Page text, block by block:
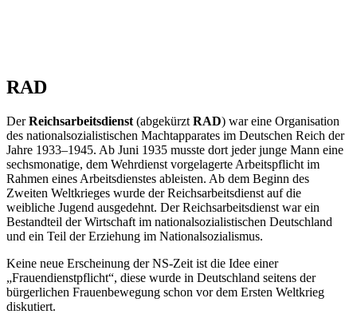
RAD
DerReichsarbeitsdienst (abgekürzt RAD) war eine Organisation
des nationalsozialistischen Machtapparates im Deutschen Reich der
Jahre 1933–1945. Ab Juni 1935 musste dort jeder junge Mann eine
sechsmonatige, dem Wehrdienst vorgelagerte Arbeitspflicht im
Rahmen eines Arbeitsdienstes ableisten. Ab dem Beginn des
Zweiten Weltkrieges wurde der Reichsarbeitsdienst auf die
weibliche Jugend ausgedehnt. Der Reichsarbeitsdienst war ein
Bestandteil der Wirtschaft im nationalsozialistischen Deutschland
und ein Teil der Erziehung im Nationalsozialismus.
Keine neue Erscheinung der NS-Zeit ist die Idee einer
Frauendienstpflicht , diese wurde in Deutschland seitens der
bürgerlichen Frauenbewegung schon vor dem Ersten Weltkrieg
diskutiert.